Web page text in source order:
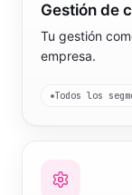
Gestión de
Tu gestión
empresa.
Todos los